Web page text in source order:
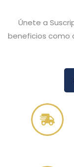
Únete a
beneficios como